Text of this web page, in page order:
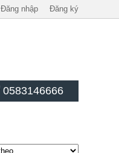
Đăng nhập Đăng ký
0583146666